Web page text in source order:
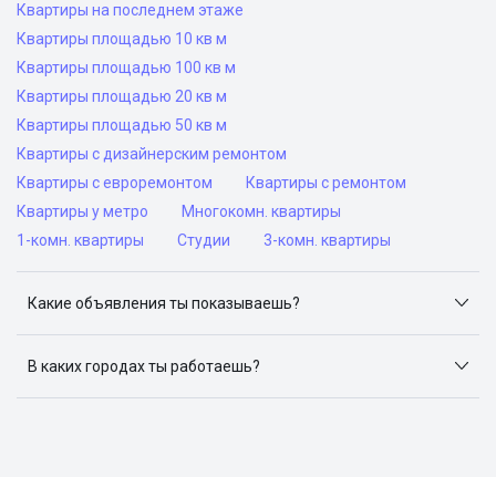
Квартиры на последнем этаже
Квартиры площадью 10 кв м
Квартиры площадью 100 кв м
Квартиры площадью 20 кв м
Квартиры площадью 50 кв м
Квартиры с дизайнерским ремонтом
Квартиры с евроремонтом
Квартиры с ремонтом
Квартиры у метро
Многокомн. квартиры
1-комн. квартиры
Студии 3-комн. квартиры
Какие объявления ты показываешь?
объявлений: ЦИАН, Домклик, Яндекс.Недвижимость,
Авито, Самолет.Плюс.
В каких городах ты работаешь?